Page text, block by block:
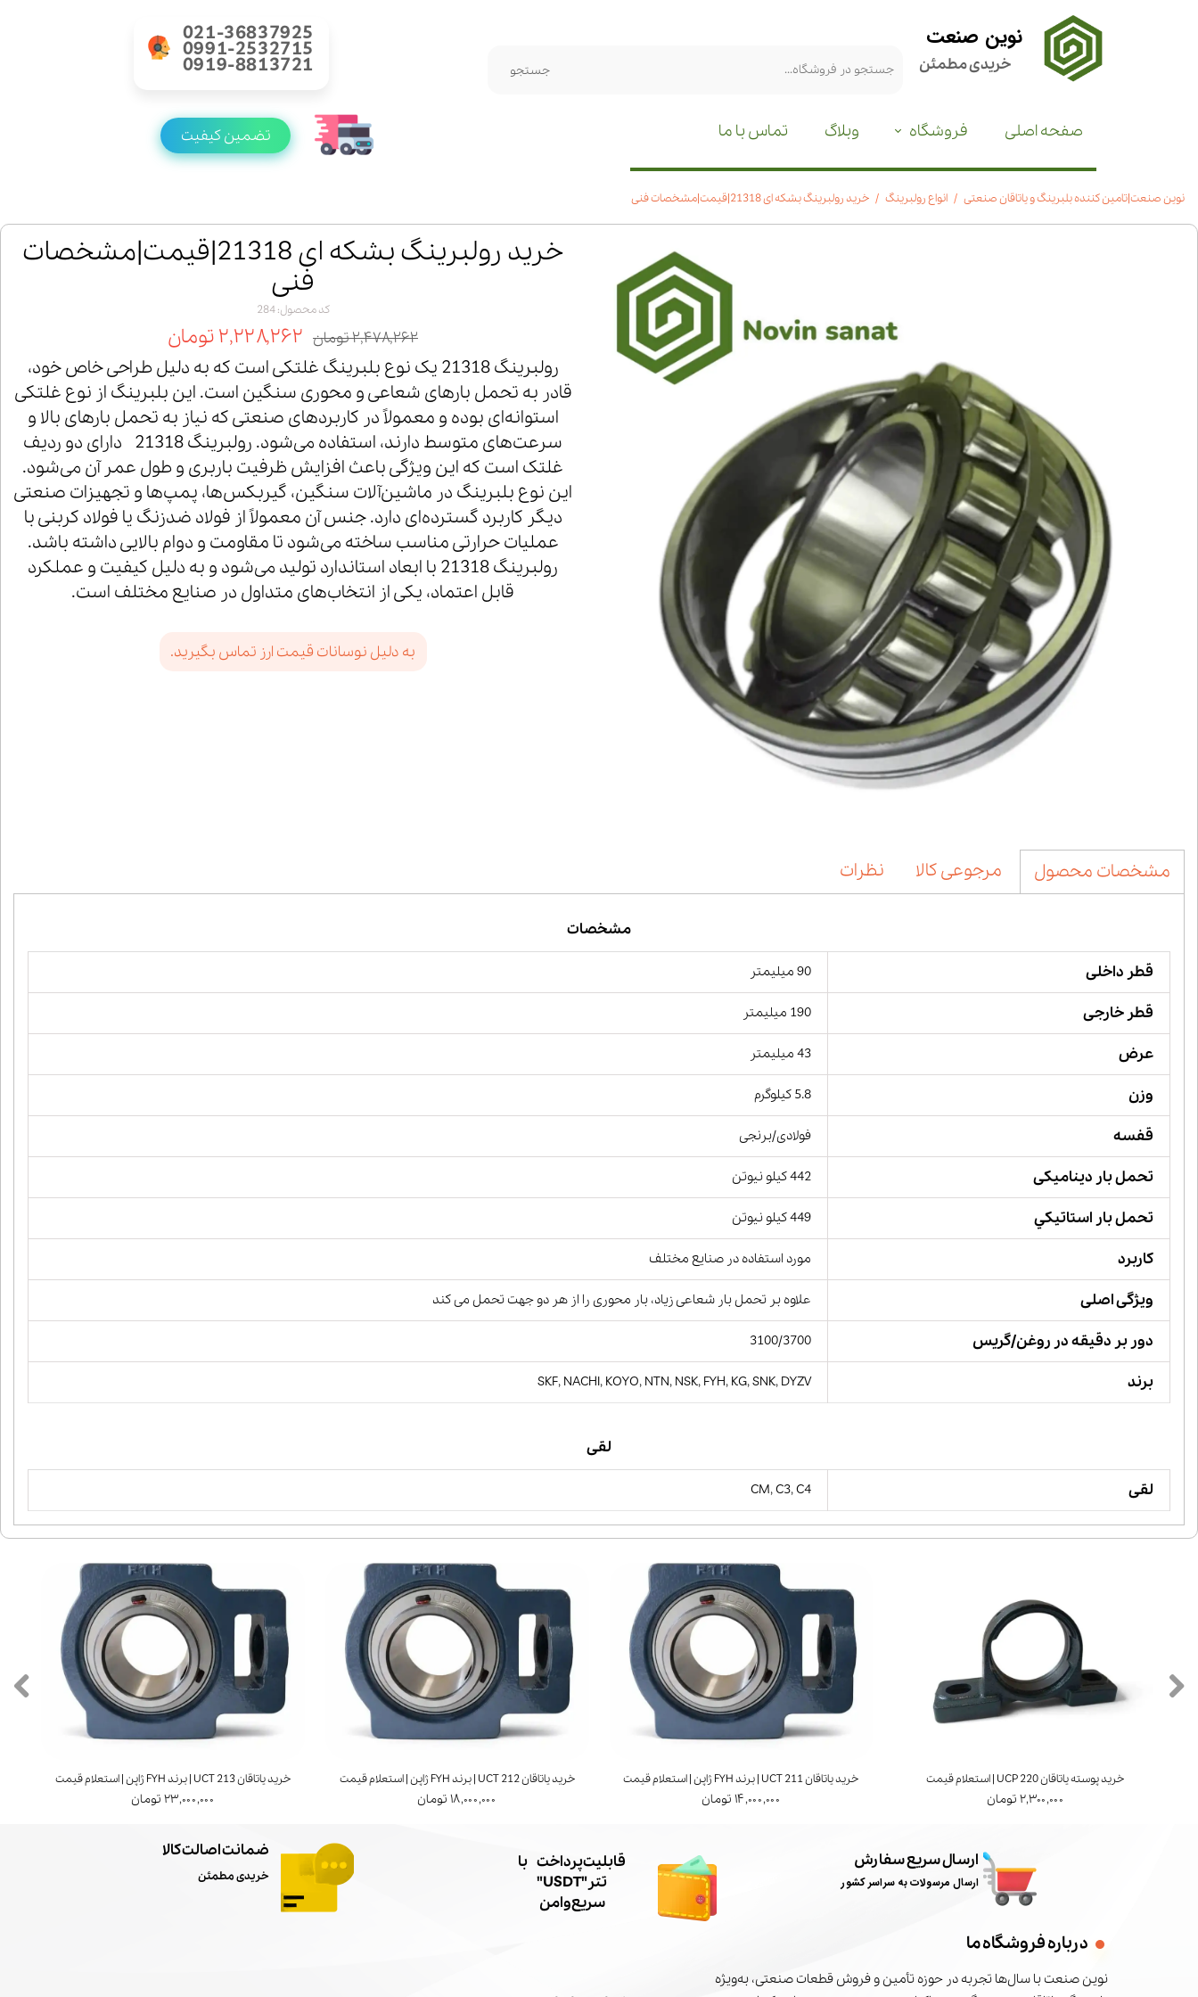
نوین صنعت
خریدی مطمئن
021-36837925
0991-2532715
0919-8813721 جستجو
تضمین کیفیت صفحه اصلی فروشگاه وبلاگ تماس با ما
نوین صنعت|تامین کننده بلبرینگ و یاتاقان صنعتی انواع رولبرینگ خرید رولبرینگ بشکه ای 21318|قیمت|مشخصات فنی
خرید رولبرینگ بشکه ای 21318|قیمت|مشخصات
فنی
کد محصول: 284
۲,۴۷۸,۲۶۲ تومان ۲,۲۲۸,۲۶۲ تومان
رولبرینگ 21318 یک نوع بلبرینگ غلتکی است که به دلیل طراحی خاص خود،
قادر به تحمل بارهای شعاعی و محوری سنگین است. این بلبرینگ از نوع غلتکی
استوانه‌ای بوده و معمولاً در کاربردهای صنعتی که نیاز به تحمل بارهای بالا و
سرعت‌های متوسط دارند، استفاده می‌شود. رولبرینگ 21318 دارای دو ردیف
غلتک است که این ویژگی باعث افزایش ظرفیت باربری و طول عمر آن می‌شود.
این نوع بلبرینگ در ماشین‌آلات سنگین، گیربکس‌ها، پمپ‌ها و تجهیزات صنعتی
دیگر کاربرد گسترده‌ای دارد. جنس آن معمولاً از فولاد ضدزنگ یا فولاد کربنی با
عملیات حرارتی مناسب ساخته می‌شود تا مقاومت و دوام بالایی داشته باشد.
رولبرینگ 21318 با ابعاد استاندارد تولید می‌شود و به دلیل کیفیت و عملکرد
قابل اعتماد، یکی از انتخاب‌های متداول در صنایع مختلف است.
به دلیل نوسانات قیمت ارز تماس بگیرید.
مشخصات محصول مرجوعی کالا نظرات
مشخصات
قطر داخلی 90 میلیمتر
قطر خارجی 190 میلیمتر
عرض 43 میلیمتر
وزن 5.8 کیلوگرم
قفسه فولادی/برنجی
تحمل بار دینامیکی 442 کیلو نیوتن
تحمل بار استاتيكي 449 کیلو نیوتن
کاربرد مورد استفاده در صنایع مختلف
ویژگی اصلی علاوه بر تحمل بار شعاعی زیاد، بار محوری را از هر دو جهت تحمل می کند
دور بر دقیقه در روغن/گریس 3100/3700
برند SKF, NACHI, KOYO, NTN, NSK, FYH, KG, SNK, DYZV
لقی
لقی CM, C3, C4
خرید یاتاقان UCT 213 | برند FYH ژاپن | استعلام قیمت
۲۳,۰۰۰,۰۰۰ تومان
خرید یاتاقان UCT 212 | برند FYH ژاپن | استعلام قیمت
۱۸,۰۰۰,۰۰۰ تومان
خرید یاتاقان UCT 211 | برند FYH ژاپن | استعلام قیمت
۱۴,۰۰۰,۰۰۰ تومان
خرید پوسته یاتاقان UCP 220 | استعلام قیمت
۲,۳۰۰,۰۰۰ تومان
ارسال سریع سفارش
ارسال مرسولات به سراسر کشور
ضمانت اصالت کالا
خریدی مطمئن
درباره فروشگاه ما
نوین صنعت با سال‌ها تجربه در حوزه تأمین و فروش قطعات صنعتی، به‌ویژه
​قابلیت پرداخت با
تتر"USDT"
سریع و امن